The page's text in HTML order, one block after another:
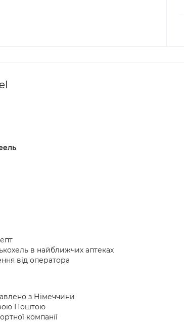
в найближчих аптеках
від оператора
з Німеччини
Поштою
компанії